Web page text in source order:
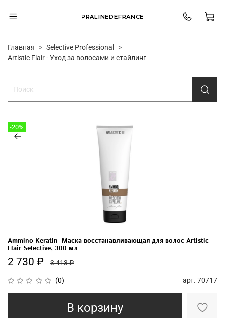
PRALINEDEFRANCE
Главная
Selective Professional
Artistic Flair - Уход за волосами и стайлинг
-20%
(0) арт. 70717
Ammino Keratin- Маска восстанавливающая для волос Artistic
Flair Selective, 300 мл
2 730 ₽ 3 413 ₽
В корзину